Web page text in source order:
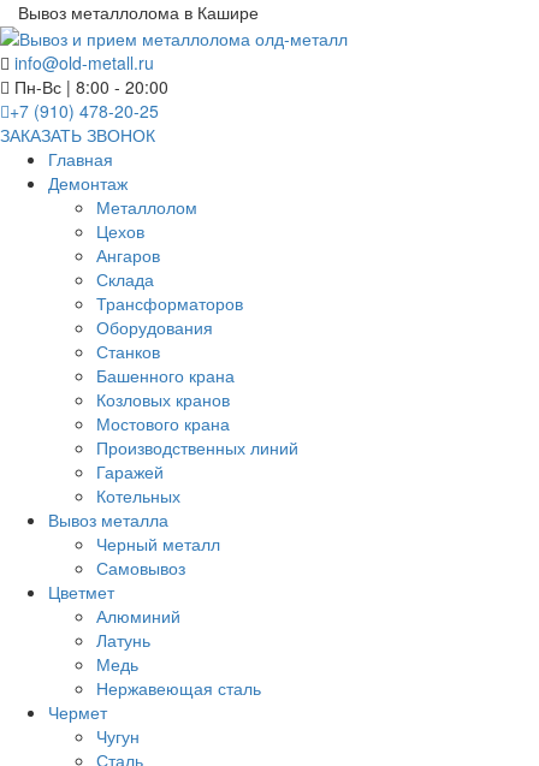
Вывоз металлолома в Кашире
info@old-metall.ru
Пн-Вс | 8:00 - 20:00
+7 (910) 478-20-25
ЗАКАЗАТЬ ЗВОНОК
Главная
Демонтаж
Металлолом
Цехов
Ангаров
Склада
Трансформаторов
Оборудования
Станков
Башенного крана
Козловых кранов
Мостового крана
Производственных линий
Гаражей
Котельных
Вывоз металла
Черный металл
Самовывоз
Цветмет
Алюминий
Латунь
Медь
Нержавеющая сталь
Чермет
Чугун
Сталь